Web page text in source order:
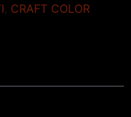
CRAFT COLOR